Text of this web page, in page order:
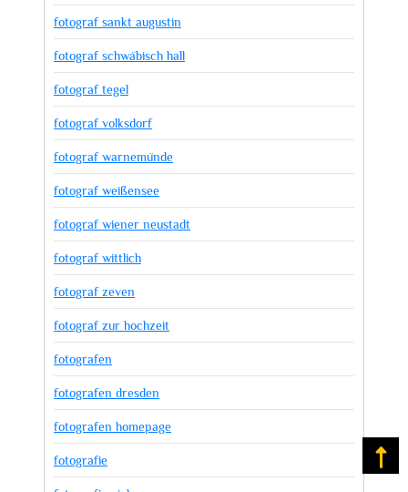
fotograf sankt augustin
fotograf schwäbisch hall
fotograf tegel
fotograf volksdorf
fotograf warnemünde
fotograf weißensee
fotograf wiener neustadt
fotograf wittlich
fotograf zeven
fotograf zur hochzeit
fotografen
fotografen dresden
fotografen homepage
fotografie